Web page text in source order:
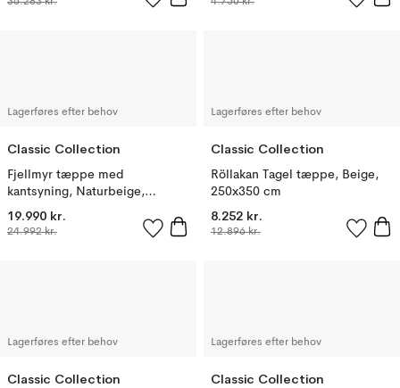
Lagerføres efter behov
Classic Collection
Fjellmyr tæppe med
kantsyning, Naturbeige,
400x600 cm
19.990 kr.
24.992 kr.
Lagerføres efter behov
Classic Collection
Röllakan Tagel tæppe, Beige,
250x350 cm
8.252 kr.
12.896 kr.
Lagerføres efter behov
Classic Collection
Lagerføres efter behov
Classic Collection